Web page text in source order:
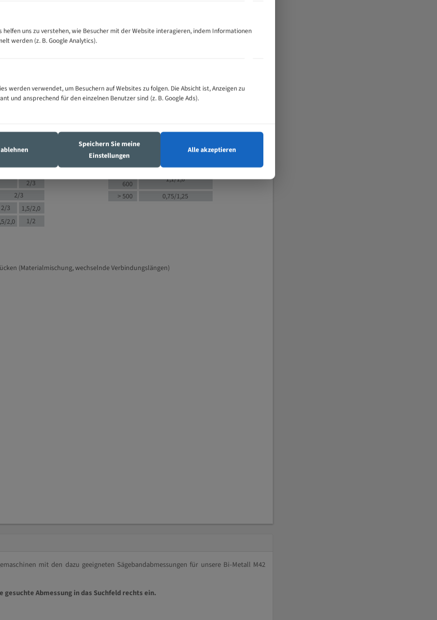
300
500
4/6
4/6
4/5
4/5
2/3
2/3
2/3
1,5/2,0
2,0 1/2
M (mm)
Zähne pro
Zoll (ZpZ))
35 - 70
5/8
130 -
350
150 -
600
1,1/1,6
> 500
0,75/1,25
(Materialmischung, wechselnde Verbindungslängen)
mit den dazu geeigneten Sägebandabmessungen für unsere Bi-Metall M42
Abmessung in das Suchfeld rechts ein.
helfen uns zu verstehen, wie Besucher mit der Website interagieren, indem Informationen
werden (z. B. Google Analytics).
werden verwendet, um Besuchern auf Websites zu folgen. Die Absicht ist, Anzeigen zu
und ansprechend für den einzelnen Benutzer sind (z. B. Google Ads).
Speichern Sie meine
Einstellungen
Alle akzeptieren